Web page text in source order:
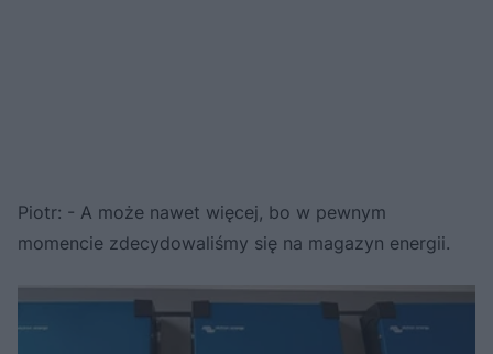
Piotr: - A może nawet więcej, bo w pewnym
momencie zdecydowaliśmy się na magazyn energii.